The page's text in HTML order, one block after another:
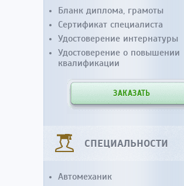
Бланк диплома, грамоты
Сертификат специалиста
Удостоверение интернатуры
Удостоверение о повышении
квалификации
ЗАКАЗАТЬ
СПЕЦИАЛЬНОСТИ
Автомеханик